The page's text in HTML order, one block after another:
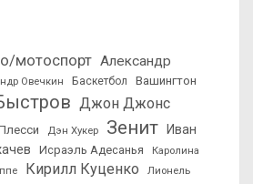
мотоспорт Александр
Овечкин Баскетбол
Вашингтон
Джон Джонс
Дэн Хукер Зенит
Иван
Исраэль Адесанья
Каролина
Кирилл Куценко
Лионель